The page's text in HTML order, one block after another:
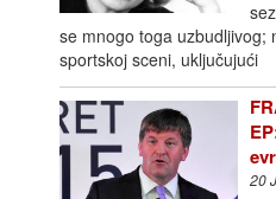
se mnogo toga uzbudljivog;
sportskoj sceni, uključujući
20